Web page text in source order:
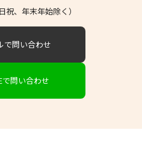
祝、年末年始除く）
で問い合わせ
で問い合わせ